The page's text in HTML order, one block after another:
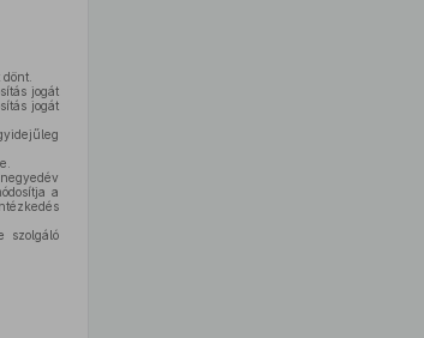
jogát
jogát
a
szolgáló